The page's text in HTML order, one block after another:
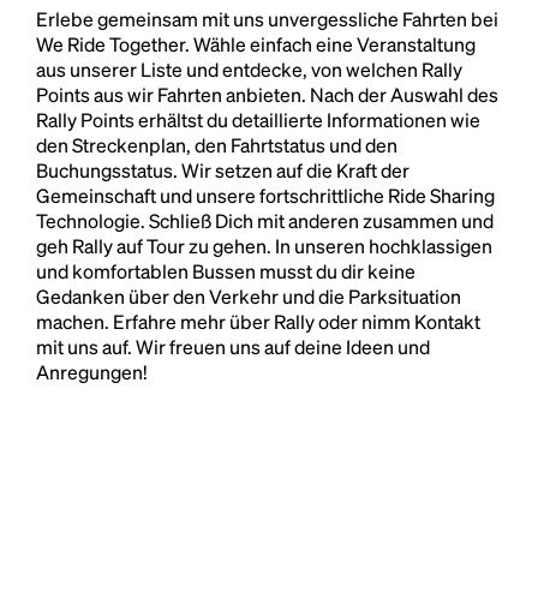
Erlebe gemeinsam mit uns unvergessliche Fahrten bei
We Ride Together. Wähle einfach eine Veranstaltung
aus unserer Liste und entdecke, von welchen Rally
Points aus wir Fahrten anbieten. Nach der Auswahl des
Rally Points erhältst du detaillierte Informationen wie
den Streckenplan, den Fahrtstatus und den
Buchungsstatus. Wir setzen auf die Kraft der
Gemeinschaft und unsere fortschrittliche Ride Sharing
Technologie. Schließ Dich mit anderen zusammen und
geh Rally auf Tour zu gehen. In unseren hochklassigen
und komfortablen Bussen musst du dir keine
Gedanken über den Verkehr und die Parksituation
machen. Erfahre mehr über Rally oder nimm Kontakt
mit uns auf. Wir freuen uns auf deine Ideen und
Anregungen!
Lorem Ipsum is simply dummy text of the printing
and typesetting industry.Lorem Ipsum has been the
industry's standarddummy text ever since the
1500s, when an unknown printer took a galley of
type and scrambled it to make a type specimen
book. It has survived not only five centuries, but also
the leap into electronic typesetting, remaining
essentially unchanged.